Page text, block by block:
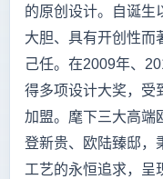
的原创设计。自诞生
大胆、具有开创性而
己任。在2009年、
得多项设计大奖，受
加盟。麾下三大高
登新贵、欧陆臻邸，
工艺的永恒追求，呈